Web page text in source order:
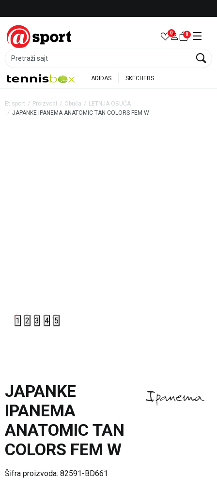
Pretraži sajt
0 0
ADIDAS SKECHERS
Et sport Proizvodi Obuća
LETNJA OBUĆA
JAPANKE IPANEMA ANATOMIC TAN COLORS FEM W
1 2 3 4 5
JAPANKE
IPANEMA
ANATOMIC TAN
COLORS FEM W
Šifra proizvoda: 82591-BD661